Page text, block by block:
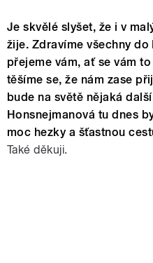
Je skvělé slyšet, že i v
žije. Zdravíme všechny
přejeme vám, ať se vám
těšíme se, že nám zase
bude na světě nějaká
Honsnejmanová tu dnes
moc hezky a šťastnou
Také děkuji.